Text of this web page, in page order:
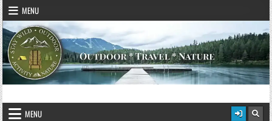
Skip to content
MENU
STAY WILD – OUTDOOR
MENU